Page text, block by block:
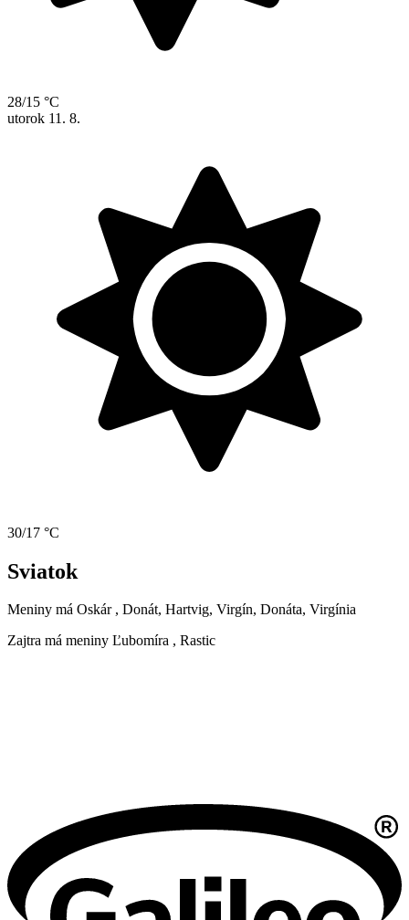
28/15 °C
utorok 11. 8.
30/17 °C
Sviatok
Meniny má Oskár , Donát, Hartvig, Virgín, Donáta, Virgínia
Zajtra má meniny Ľubomíra , Rastic